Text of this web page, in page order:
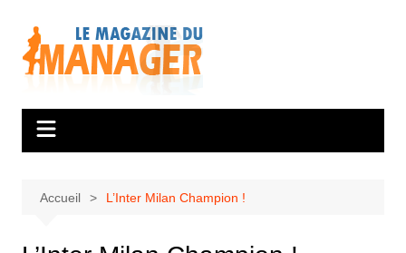
contenu
Accueil L’Inter Milan Champion !